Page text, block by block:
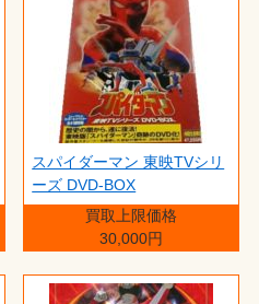
スパイダーマン 東映TVシリ
ーズ DVD-BOX
買取上限価格
30,000円